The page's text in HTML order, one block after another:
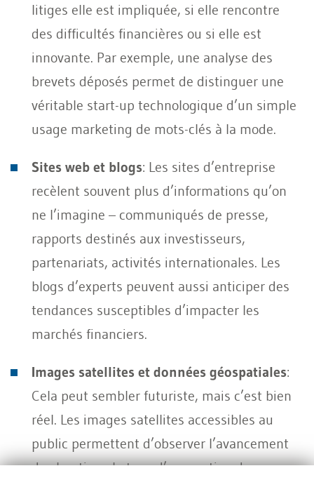
litiges elle est impliquée, si elle rencontre
des difficultés financières ou si elle est
innovante. Par exemple, une analyse des
brevets déposés permet de distinguer une
véritable start-up technologique d’un simple
usage marketing de mots-clés à la mode.
Sites web et blogs: Les sites d’entreprise
recèlent souvent plus d’informations qu’on
ne l’imagine – communiqués de presse,
rapports destinés aux investisseurs,
partenariats, activités internationales. Les
blogs d’experts peuvent aussi anticiper des
tendances susceptibles d’impacter les
marchés financiers.
Images satellites et données géospatiales:
Cela peut sembler futuriste, mais c’est bien
réel. Les images satellites accessibles au
public permettent d’observer l’avancement
de chantiers, le taux d’occupation des